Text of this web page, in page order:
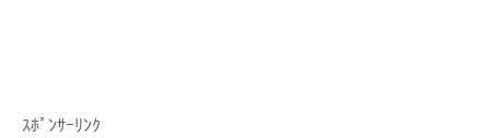
ｽﾎﾟﾝｻｰﾘﾝｸ